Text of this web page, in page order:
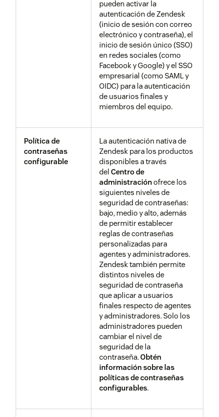
Los puntos de entrada y
salida del servicio están
equipados con instrumentos
y se supervisan para detectar
comportamientos anómalos.
Estos sistemas están
configurados para generar
alertas cuando los
incidentes y los valores
superan determinados
actualizadas con regularidad
basadas en nuevas
amenazas. Esto incluye una
monitorización del sistema
las 24 horas, los 7 días de la
semana.
Zendesk participa en varios
programas de intercambio
de inteligencia contra
amenazas. Supervisamos las
amenazas publicadas en
esas redes de información
sobre amenazas y
adoptamos medidas en
función de los riesgos.
Zendesk ha diseñado un
enfoque multicapa para la
mitigación de DDoS. Una
cooperación tecnológica
esencial con Cloudflare
ofrece defensas para el
perímetro de red, mientras
seguridad de
OWASP. Contamos
con un equipo de
seguridad de
productos interno
que realiza pruebas
y trabaja con
equipos de
ingeniería a fin de
subsanar cualquier
problema que se
Análisis de composición
de software
Exploramos las
bibliotecas y
dependencias
utilizadas en
nuestros productos
para identificar
vulnerabilidades y
garantizar su
gestión.
Pruebas de penetración
realizadas por terceros
Además de nuestro
amplio programa
interno de análisis y
pruebas, Zendesk
contrata a expertos
en seguridad
externos para que
realicen pruebas de
penetración
detalladas en
diferentes
aplicaciones de
pueden activar la
autenticación de Zendesk
(inicio de sesión con correo
electrónico y contraseña), el
inicio de sesión único (SSO)
en redes sociales (como
Facebook y Google) y el SSO
empresarial (como SAML y
OIDC) para la autenticación
de usuarios finales y
miembros del equipo.
Política de
contraseñas
configurable
La autenticación nativa de
Zendesk para los productos
disponibles a través
del Centro de
administraciónofrece los
siguientes niveles de
seguridad de contraseñas:
bajo, medio y alto, además
de permitir establecer
reglas de contraseñas
personalizadas para
agentes y administradores.
Zendesk también permite
distintos niveles de
seguridad de contraseña
que aplicar a usuarios
finales respecto de agentes
y administradores. Solo los
administradores pueden
cambiar el nivel de
seguridad de la
contraseña.Obtén
información sobre las
políticas de contraseñas
configurables.